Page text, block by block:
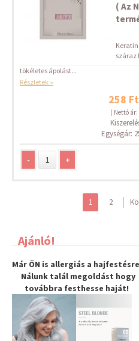
( Az
száraz
tökéletes ápolást...
Részletek »
258
( Nettó ár:
Egységár:
- +
1 2
Ajánló!
Már ÖN is allergiás a
Nálunk talál megoldást hogy
továbbra festhesse haját!